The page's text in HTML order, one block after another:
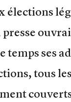
élections
temps ses
tous